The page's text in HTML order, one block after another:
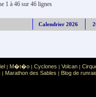
1 à 46 sur 46 lignes
Calendrier 2026
extr�mes
| M�t�o | Cyclones | Volcan |
| Marathon des Sables | Blog de